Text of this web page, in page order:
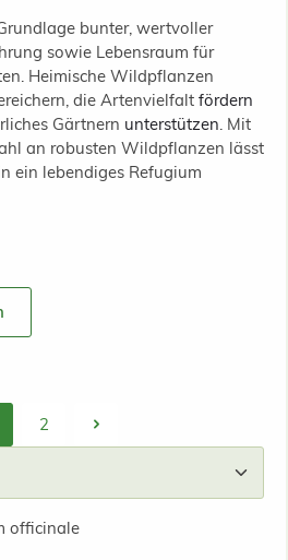
bunter, wertvoller
sowie Lebensraum für
Heimische Wildpflanzen
die Artenvielfalt fördern
Gärtnern unterstützen . Mit
an robusten Wildpflanzen lässt
ein lebendiges Refugium
Seite
2